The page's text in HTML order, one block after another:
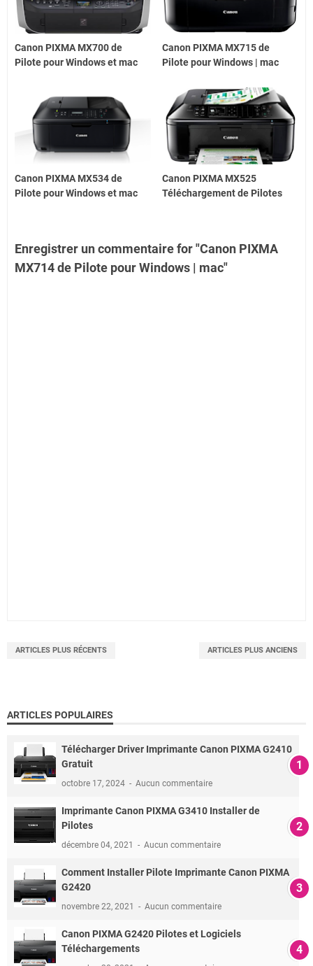
Canon PIXMA MX700 de
Pilote pour Windows et mac
Canon PIXMA MX715 de
Pilote pour Windows | mac
Canon PIXMA MX534 de
Pilote pour Windows et mac
Canon PIXMA MX525
Téléchargement de Pilotes
Enregistrer un commentaire for "Canon PIXMA
MX714 de Pilote pour Windows | mac"
ARTICLES PLUS RÉCENTS ARTICLES PLUS ANCIENS
ARTICLES POPULAIRES
Télécharger Driver Imprimante Canon PIXMA G2410
Gratuit
octobre 17, 2024 Aucun commentaire
Imprimante Canon PIXMA G3410 Installer de
Pilotes
décembre 04, 2021 Aucun commentaire
Comment Installer Pilote Imprimante Canon PIXMA
G2420
novembre 22, 2021 Aucun commentaire
Canon PIXMA G2420 Pilotes et Logiciels
Téléchargements